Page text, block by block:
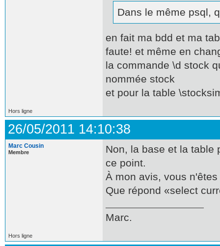
Dans le même psql,
en fait ma bdd et ma
faute! et même en
la commande \d stock
nommée stock
et pour la table
Hors ligne
26/05/2011 14:10:38
Marc Cousin
Membre
Non, la base et la table
ce point.
À mon avis, vous
Que répond «select
Marc.
Hors ligne